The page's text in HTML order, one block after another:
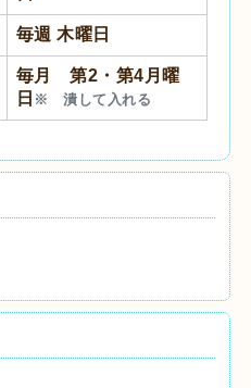
毎週 木曜日
毎月 第2・第4月曜
日 ※ 潰して入れる